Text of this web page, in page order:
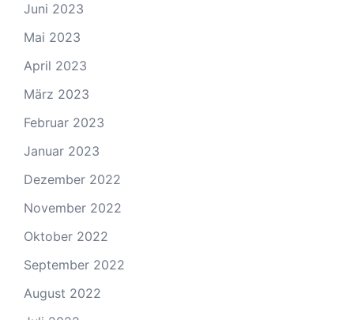
Juni 2023
Mai 2023
April 2023
März 2023
Februar 2023
Januar 2023
Dezember 2022
November 2022
Oktober 2022
September 2022
August 2022